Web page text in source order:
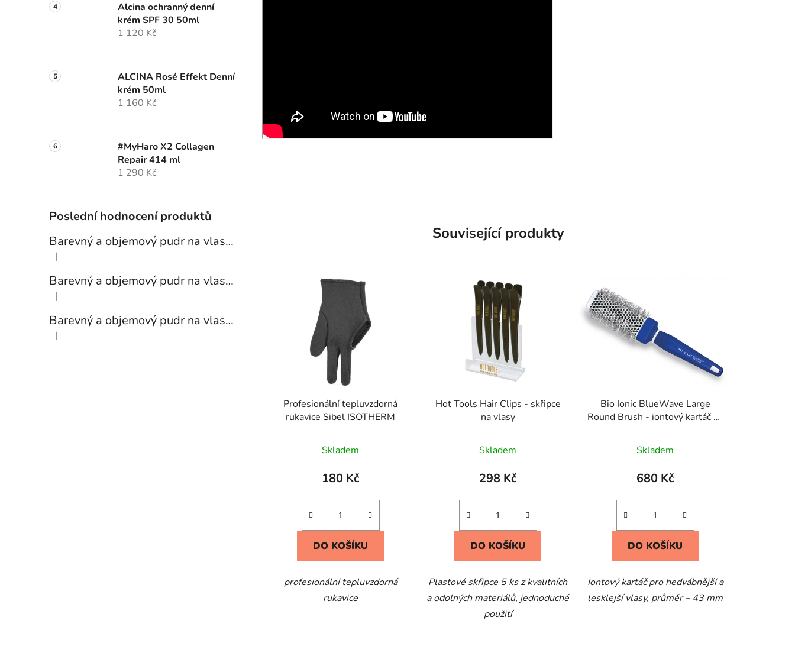
Alcina ochranný denní
krém SPF 30 50ml
1 120 Kč
ALCINA Rosé Effekt Denní
krém 50ml
1 160 Kč
#MyHaro X2 Collagen
Repair 414 ml
1 290 Kč
Poslední hodnocení produktů
Barevný a objemový pudr na vlasy Cover Hair 30 g - čokoládový
Hodnocení produktu je 5 z 5 hvězdiček.
|
Barevný a objemový pudr na vlasy Cover Hair 30 g - tmavě hnědý
Hodnocení produktu je 4 z 5 hvězdiček.
|
Barevný a objemový pudr na vlasy Cover Hair 30 g - tmavě hnědý
Hodnocení produktu je 5 z 5 hvězdiček.
|
Související produkty
Profesionální tepluvzdorná
rukavice Sibel ISOTHERM
Skladem
180 Kč
DO KOŠÍKU
profesionální tepluvzdorná
rukavice
Hot Tools Hair Clips - skřipce
na vlasy
Skladem
298 Kč
DO KOŠÍKU
Plastové skřipce 5 ks z kvalitních
a odolných materiálů, jednoduché
použití
Bio Ionic BlueWave Large
Round Brush - iontový kartáč na
Skladem
680 Kč
DO KOŠÍKU
Iontový kartáč pro hedvábnější a
lesklejší vlasy, průměr – 43 mm